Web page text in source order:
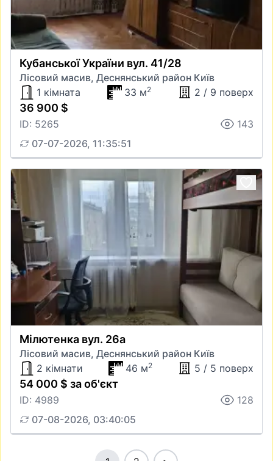
Кубанської України вул. 41/28
Лісовий масив, Деснянський район Київ
1 кімната
33 м2 2 / 9 поверх
36 900 $
ID: 5265
143
07-07-2026, 11:35:51
Мілютенка вул. 26а
Лісовий масив, Деснянський район Київ
2 кімнати
46 м2 5 / 5 поверх
54 000 $ за об'єкт
ID: 4989
128
07-08-2026, 03:40:05